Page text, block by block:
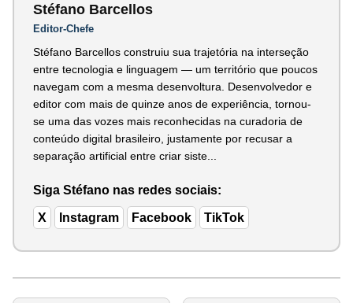
Stéfano Barcellos
Editor-Chefe
Stéfano Barcellos construiu sua trajetória na interseção
entre tecnologia e linguagem — um território que poucos
navegam com a mesma desenvoltura. Desenvolvedor e
editor com mais de quinze anos de experiência, tornou-
se uma das vozes mais reconhecidas na curadoria de
conteúdo digital brasileiro, justamente por recusar a
separação artificial entre criar siste...
Siga Stéfano nas redes sociais:
X Instagram Facebook TikTok